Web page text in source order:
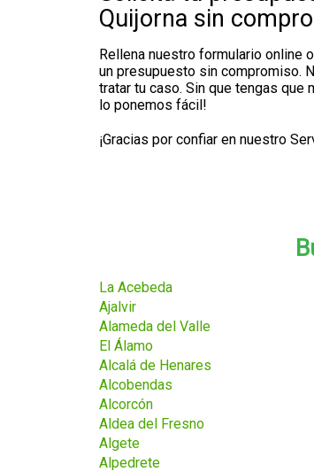
Quijorna sin
Rellena nuestro formulario online
un presupuesto sin compromiso.
tratar tu caso. Sin que tengas que
lo ponemos fácil!
¡Gracias por confiar en nuestro
La Acebeda
Ajalvir
Alameda del Valle
El Álamo
Alcalá de Henares
Alcobendas
Alcorcón
Aldea del Fresno
Algete
Alpedrete